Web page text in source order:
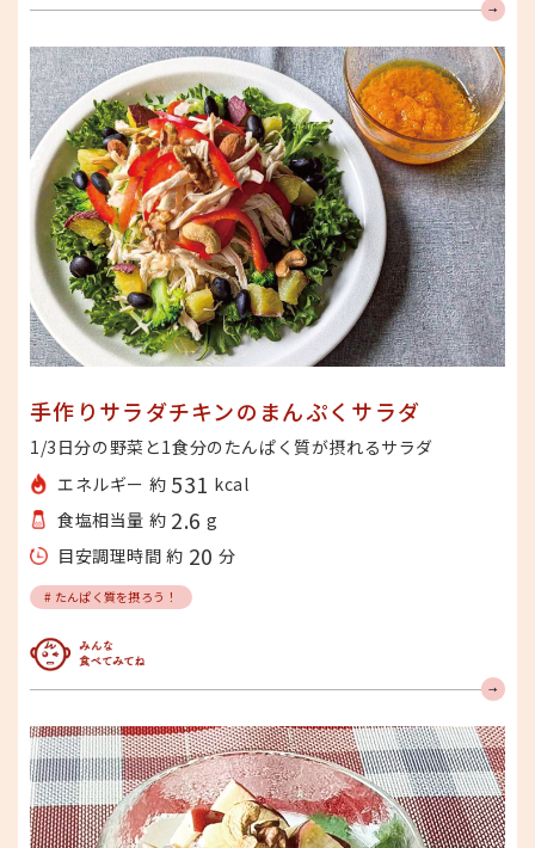
みんな食べてみてね
手作りサラダチキンのまんぷくサラダ
1/3日分の野菜と1食分のたんぱく質が摂れるサラダ
エネルギー 約 531 kcal
食塩相当量 約 2.6 g
目安調理時間 約 20 分
# たんぱく質を摂ろう！
みんな食べてみてね